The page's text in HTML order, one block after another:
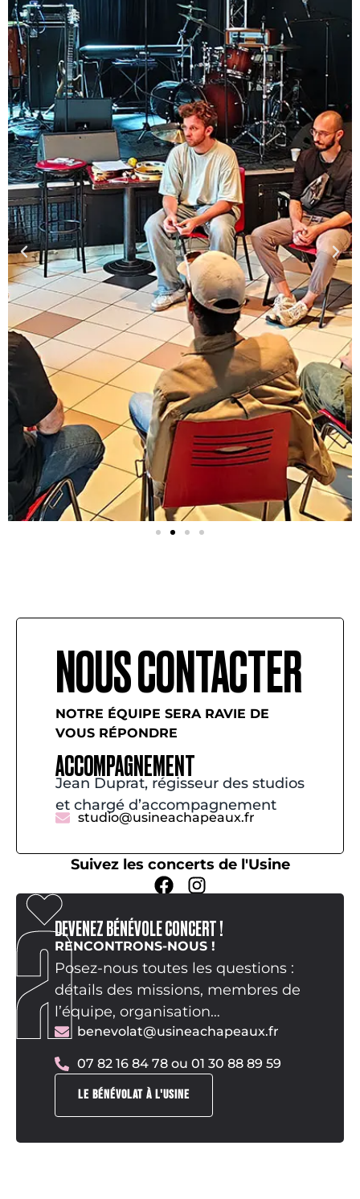
NOUS CONTACTER
NOTRE ÉQUIPE SERA RAVIE DE
VOUS RÉPONDRE
ACCOMPAGNEMENT
Jean Duprat, régisseur des studios
et chargé d’accompagnement
studio@usineachapeaux.fr
Suivez les concerts de l'Usine
DEVENEZ BÉNÉVOLE CONCERT !
RENCONTRONS-NOUS !
Posez-nous toutes les questions :
détails des missions, membres de
l’équipe, organisation…
benevolat@usineachapeaux.fr
07 82 16 84 78 ou 01 30 88 89 59
LE BÉNÉVOLAT À L'USINE